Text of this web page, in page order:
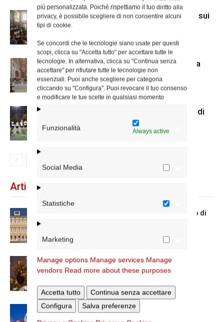
più personalizzata. Poiché rispettiamo il tuo diritto alla
privacy, è possibile scegliere di non consentire alcuni
tipi di cookie.
Se concordi che le tecnologie siano usate per questi
scopi, clicca su "Accetta tutto" per accettare tutte le
tecnologie. In alternativa, clicca su "Continua senza
accettare" per rifiutare tutte le tecnologie non
essenziali. Puoi anche scegliere per categoria
cliccando su "Configura". Puoi revocare il tuo consenso
e modificare le tue scelte in qualsiasi momento
Funzionalità Always active
Social Media
Statistiche
Marketing
Manage options Manage services Manage
vendors Read more about these purposes
Accetta tutto
Continua senza accettare
Configura
Salva preferenze
A San Carlo al Corso mostra di Mcl sui
senza dimora
Il nuovo accesso alla cripta di Santa
Prisca
Us Acli Roma, cominciato il torneo di
calcio a 5 con le parrocchie
Articoli recenti
Chiusura estiva degli Uffici del Vicariato di
La Madonna della Neve a Santa Maria
Maggiore
Dal 28 al 31 agosto il pellegrinaggio
diocesano a Lourdes